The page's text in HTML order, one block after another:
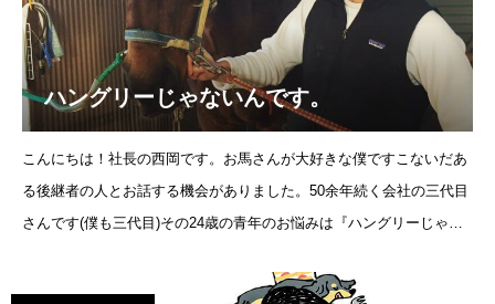
ハングリーじゃないんです。
こんにちは！社長の西岡です。お馬さんが大好きな僕ですこないだあ
る後継者の人とお話する機会がありました。50余年続く会社の三代目
さんです(僕も三代目)その24歳の青年のお悩みは『ハングリーじゃな